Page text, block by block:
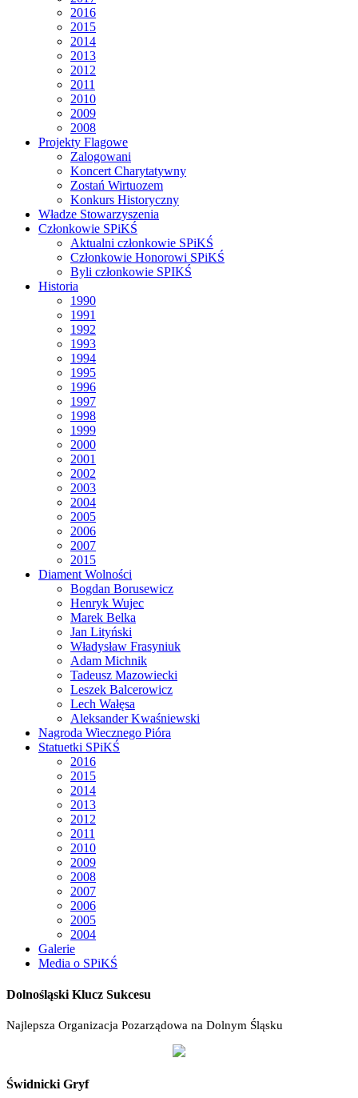
2016
2015
2014
2013
2012
2011
2010
2009
2008
Projekty Flagowe
Zalogowani
Koncert Charytatywny
Zostań Wirtuozem
Konkurs Historyczny
Władze Stowarzyszenia
Członkowie SPiKŚ
Aktualni członkowie SPiKŚ
Członkowie Honorowi SPiKŚ
Byli członkowie SPIKŚ
Historia
1990
1991
1992
1993
1994
1995
1996
1997
1998
1999
2000
2001
2002
2003
2004
2005
2006
2007
2015
Diament Wolności
Bogdan Borusewicz
Henryk Wujec
Marek Belka
Jan Lityński
Władysław Frasyniuk
Adam Michnik
Tadeusz Mazowiecki
Leszek Balcerowicz
Lech Wałęsa
Aleksander Kwaśniewski
Nagroda Wiecznego Pióra
Statuetki SPiKŚ
2016
2015
2014
2013
2012
2011
2010
2009
2008
2007
2006
2005
2004
Galerie
Media o SPiKŚ
Dolnośląski Klucz Sukcesu
Najlepsza Organizacja Pozarządowa na Dolnym Śląsku
Świdnicki Gryf